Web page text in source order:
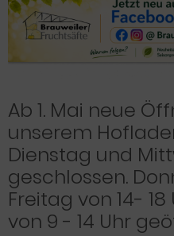
Ab 1. Mai neue
unserem
Dienstag und
geschlossen.
Freitag von 14-
von 9 - 14 Uhr